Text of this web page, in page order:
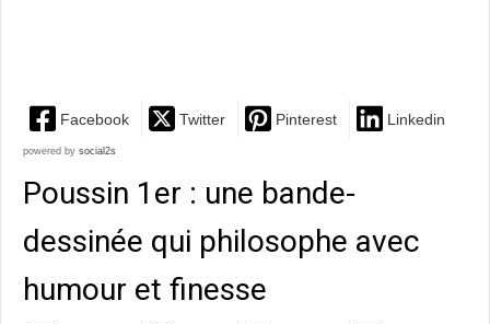
Facebook Twitter Pinterest Linkedin
powered by social2s
Poussin 1er : une bande-
dessinée qui philosophe avec
humour et finesse